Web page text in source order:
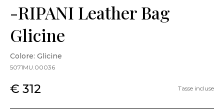
-RIPANI Leather Bag
Glicine
Colore: Glicine
5071MU.00036
€ 312 Tasse incluse